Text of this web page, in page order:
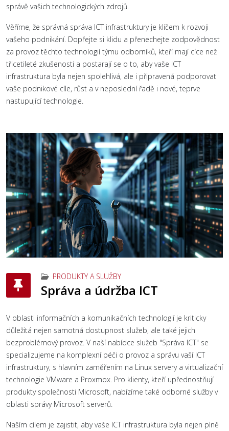
správě vašich technologických zdrojů.
Věříme, že správná správa ICT infrastruktury je klíčem k rozvoji
vašeho podnikání. Dopřejte si klidu a přenechejte zodpovědnost
za provoz těchto technologií týmu odborníků, kteří mají cíce než
třicetileté zkušenosti a postarají se o to, aby vaše ICT
infrastruktura byla nejen spolehlivá, ale i připravená podporovat
vaše podnikové cíle, růst a v neposlední řadě i nové, teprve
nastupující technologie.
PRODUKTY A SLUŽBY
Správa a údržba ICT
V oblasti informačních a komunikačních technologií je kriticky
důležitá nejen samotná dostupnost služeb, ale také jejich
bezproblémový provoz. V naší nabídce služeb "Správa ICT" se
specializujeme na komplexní péči o provoz a správu vaší ICT
infrastruktury, s hlavním zaměřením na Linux servery a virtualizační
technologie VMware a Proxmox. Pro klienty, kteří upřednostňují
produkty společnosti Microsoft, nabízíme také odborné služby v
oblasti správy Microsoft serverů.
Naším cílem je zajistit, aby vaše ICT infrastruktura byla nejen plně